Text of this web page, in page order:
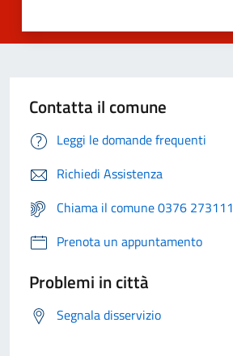
Contatta il comune
Leggi le domande frequenti
Richiedi Assistenza
Chiama il comune 0376 273111
Prenota un appuntamento
Problemi in città
Segnala disservizio